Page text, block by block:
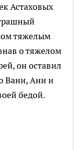
Астаховых
тяжелым
о тяжелом
он оставил
Вани, Ани и
бедой.